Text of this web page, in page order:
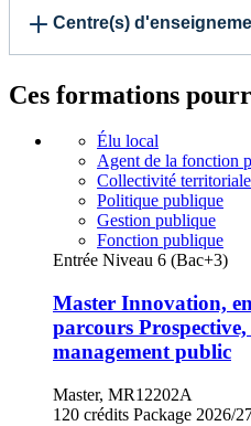
Centre(s)
Ces formations
Élu local
Agent de la fonction
Collectivité territoriale
Politique publique
Gestion publique
Fonction publique
Entrée Niveau 6 (Bac+3)
Master Innovation,
parcours
management public
Master, MR12202A
120 crédits Package 2026/